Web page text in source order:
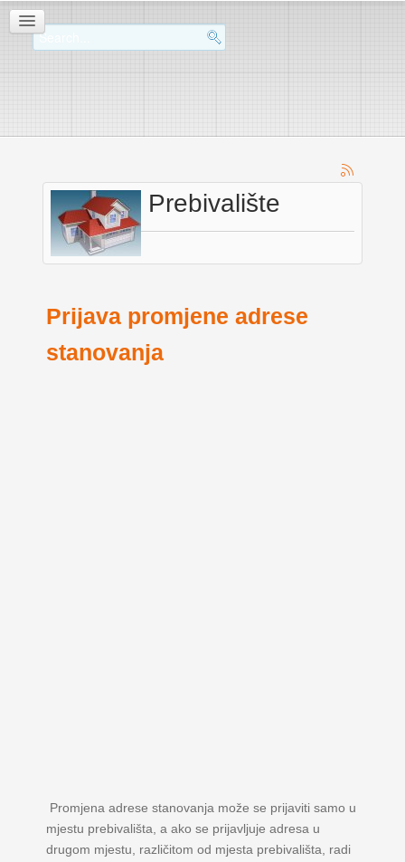
Prebivalište
Prijava promjene adrese
stanovanja
Promjena adrese stanovanja može se prijaviti samo u
mjestu prebivališta, a ako se prijavljuje adresa u
drugom mjestu, različitom od mjesta prebivališta, radi